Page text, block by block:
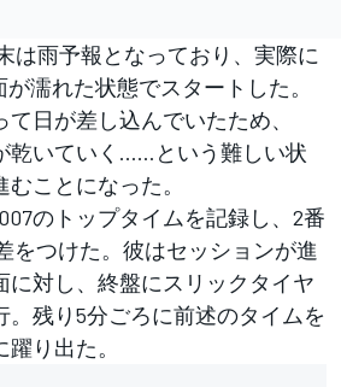
は雨予報となっており、実際に
が濡れた状態でスタートした。
日が差し込んでいたため、
乾いていく……という難しい状
ことになった。
のトップタイムを記録し、2番
をつけた。彼はセッションが進
に対し、終盤にスリックタイヤ
。残り5分ごろに前述のタイムを
り出た。